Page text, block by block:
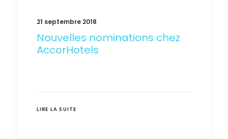
21 septembre 2018
Nouvelles nominations chez
AccorHotels
LIRE LA SUITE